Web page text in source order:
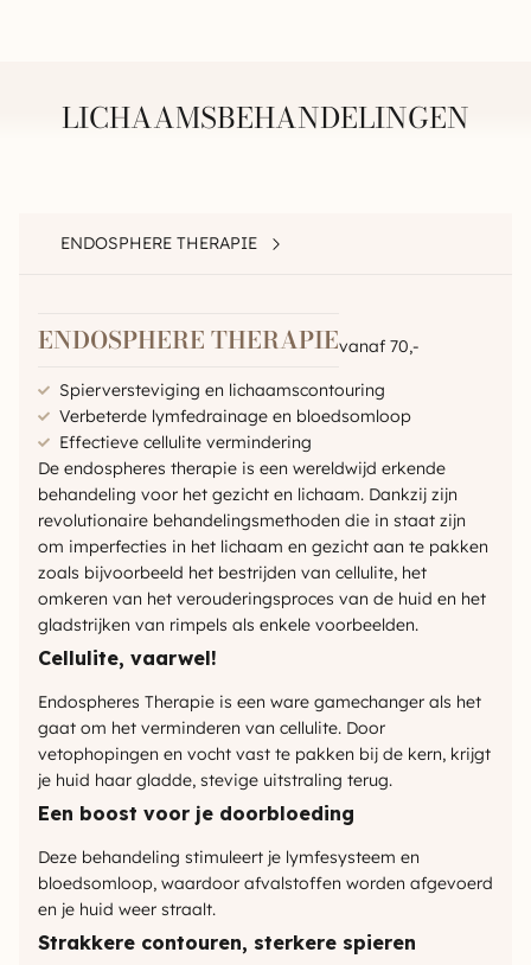
LICHAAMSBEHANDELINGEN
ENDOSPHERE THERAPIE
ENDOSPHERE THERAPIEvanaf 70,-
Spierversteviging en lichaamscontouring
Verbeterde lymfedrainage en bloedsomloop
Effectieve cellulite vermindering
De endospheres therapie is een wereldwijd erkende
behandeling voor het gezicht en lichaam. Dankzij zijn
revolutionaire behandelingsmethoden die in staat zijn
om imperfecties in het lichaam en gezicht aan te pakken
zoals bijvoorbeeld het bestrijden van cellulite, het
omkeren van het verouderingsproces van de huid en het
gladstrijken van rimpels als enkele voorbeelden.
Cellulite, vaarwel!
Endospheres Therapie is een ware gamechanger als het
gaat om het verminderen van cellulite. Door
vetophopingen en vocht vast te pakken bij de kern, krijgt
je huid haar gladde, stevige uitstraling terug.
Een boost voor je doorbloeding
Deze behandeling stimuleert je lymfesysteem en
bloedsomloop, waardoor afvalstoffen worden afgevoerd
en je huid weer straalt.
Strakkere contouren, sterkere spieren